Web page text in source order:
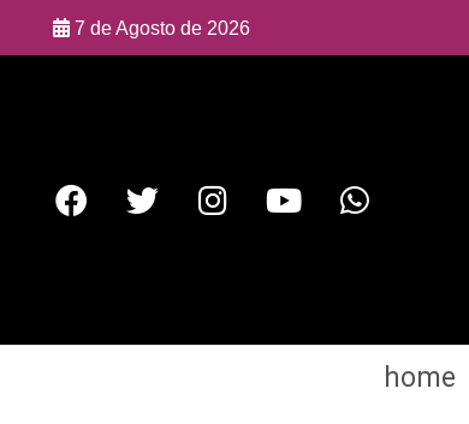
7 de Agosto de 2026
home